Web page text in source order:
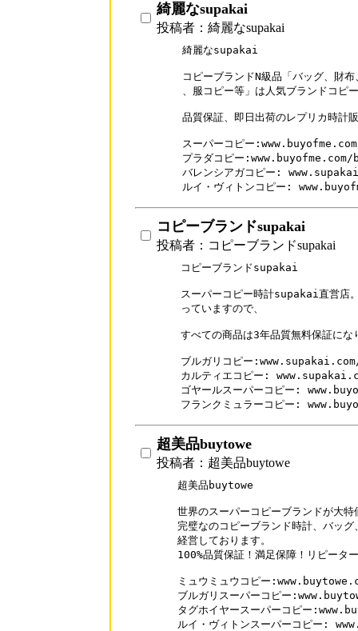
綺麗なsupakai
投稿者：綺麗なsupakai
綺麗なsupakai
コピーブランドN級品「バッグ、財
、服コピー等」は人気ブランドコピ
品質保証、即日出荷のレプリカ時計
スーパーコピー
プラダコピー
バレンシアガコピー:
ルイ・ヴィトンコピー:
コピーブランドsupakai
投稿者：コピーブランドsupakai
コピーブランドsupakai
スーパーコピー時計supakai直営店
っていますので、
すべての商品は3年品質無料保証に
ブルガリコピー
カルティエコピー:
ゴヤールスーパーコピー:
超美品buytowe
投稿者：超美品buytowe
超美品buytowe
世界のスーパーコピーブランドが大
完璧なのコピーブランド時計、バッ
経営しております。
100%品質保証！満足保障！リピータ
ミュウミュウコピー
ブルガリスーパーコピー
タグホイヤースーパーコピー
ルイ・ヴィトンスーパーコピー: